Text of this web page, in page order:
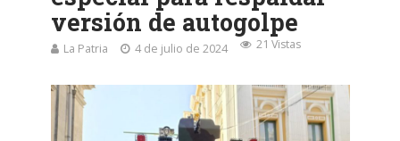
versión de autogolpe
La Patria 4 de julio de 2024 21 Vistas